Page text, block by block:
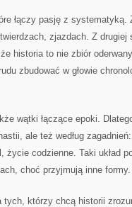
łączy pasję z
zjazdach. Z drugiej
historia to nie zbiór
zbudować w głowie
wątki łączące epoki.
ale też według
życie codzienne. Taki układ
choć przyjmują inne formy.
tych, którzy chcą historii